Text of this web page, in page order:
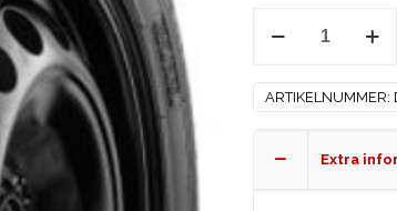
AGILIS
aantal
ARTIKELNUMMER:
Extra